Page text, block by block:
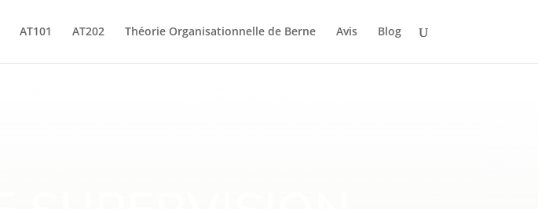
AT101 AT202 Théorie Organisationnelle de Berne Avis Blog